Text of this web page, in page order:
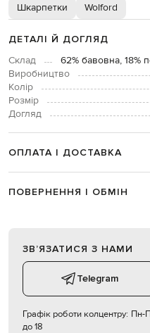
Шкарпетки
Wolford
ДЕТАЛІ Й ДОГЛЯД
Склад
62% бавовна, 18%
Виробництво
Колір
Розмір
Догляд
ОПЛАТА І ДОСТАВКА
ПОВЕРНЕННЯ І ОБМІН
ЗВʼЯЗАТИСЯ З НАМИ
Telegram
Графік роботи колцентру: Пн-
до 18